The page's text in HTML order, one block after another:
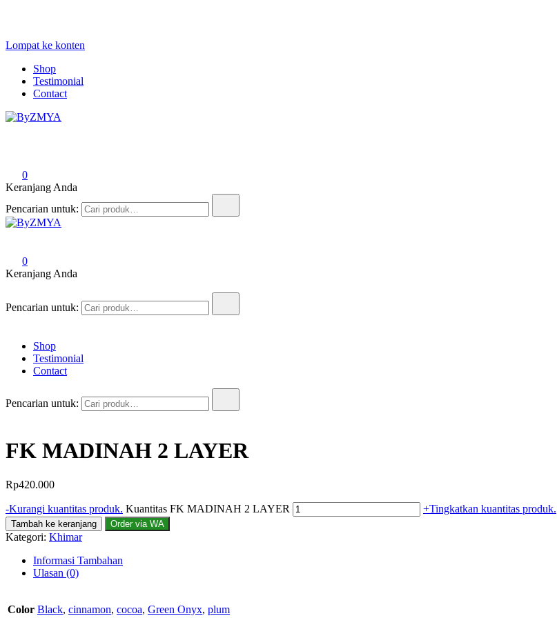
Lompat ke konten
Shop
Testimonial
Contact
0
Keranjang Anda
Pencarian untuk:
0
Keranjang Anda
Pencarian untuk:
Shop
Testimonial
Contact
Pencarian untuk:
FK MADINAH 2 LAYER
Rp420.000
-Kurangi kuantitas produk. Kuantitas FK MADINAH 2 LAYER +Tingkatkan kuantitas produk.
Tambah ke keranjang Order via WA
Kategori: Khimar
Informasi Tambahan
Ulasan (0)
Color Black, cinnamon, cocoa, Green Onyx, plum